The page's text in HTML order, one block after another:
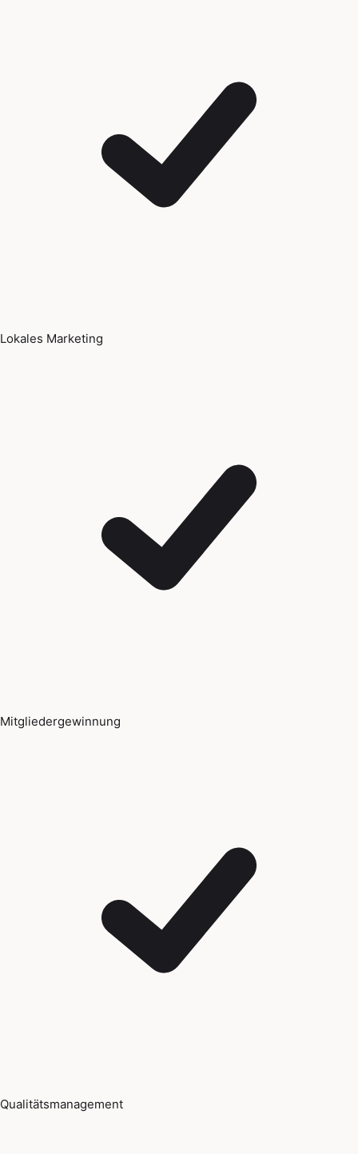
Lokales Marketing
Mitgliedergewinnung
Qualitätsmanagement